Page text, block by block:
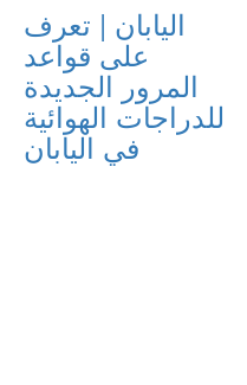
اليابان | تعرف
على قواعد
المرور الجديدة
للدراجات الهوائية
في اليابان